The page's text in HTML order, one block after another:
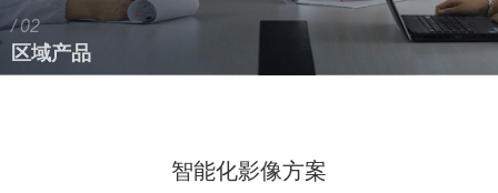
/ 02
区域产品
智能化影像方案